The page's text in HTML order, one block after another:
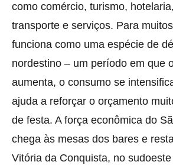
como comércio, turismo,
transporte e serviços. Para
funciona como uma espécie de
nordestino – um período em que
aumenta, o consumo se
ajuda a reforçar o orçamento
de festa. A força econômica do
chega às mesas dos bares e
Vitória da Conquista, no